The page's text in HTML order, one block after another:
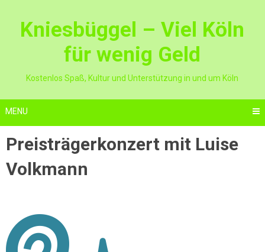
contentKniesbüggel – Viel Köln
für wenig Geld
Kostenlos Spaß, Kultur und Unterstützung in und um Köln
MENU
Preisträgerkonzert mit Luise
Volkmann